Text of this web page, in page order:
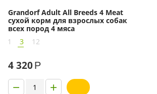
Grandorf Adult All Breeds 4 Meat
сухой корм для взрослых собак
всех пород 4 мяса
1
3 12
4 320Р
+
−